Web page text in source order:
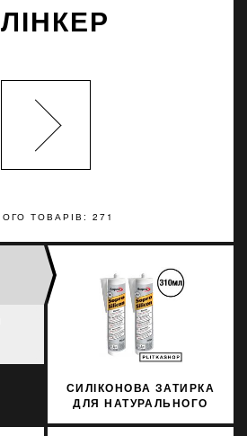
ТОВАРІВ: 271
СИЛІКОНОВА ЗАТИРКА
ДЛЯ НАТУРАЛЬНОГО